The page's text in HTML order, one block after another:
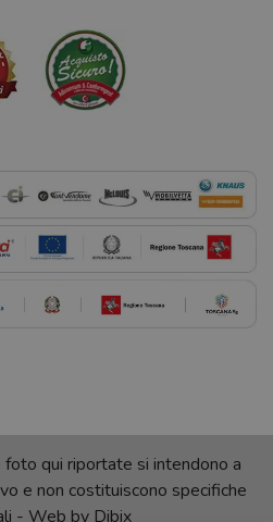
qui riportate si intendono a
e non costituiscono specifiche
- Web by Dibix